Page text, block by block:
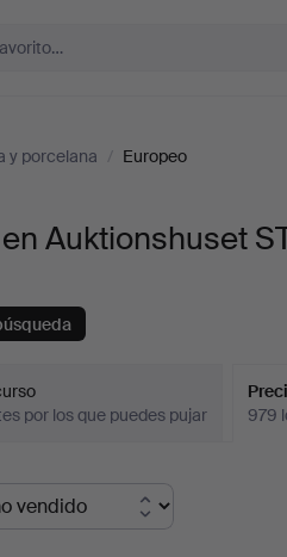
y porcelana / Europeo
Auktionshuset
por los que puedes pujar
979